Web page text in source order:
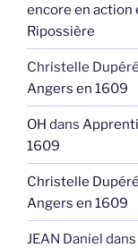
encore en action
Ripossière
Christelle Dupéré
Angers en 1609
OH dans
1609
Christelle Dupéré
Angers en 1609
JEAN Daniel dans